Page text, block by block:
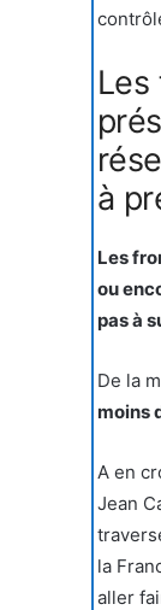
Les
à
Les
ou
pas à
De la
moins
A en
Jean
la
aller